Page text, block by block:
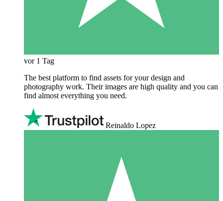
vor 1 Tag
The best platform to find assets for your design and
photography work. Their images are high quality and you can
find almost everything you need.
Reinaldo Lopez